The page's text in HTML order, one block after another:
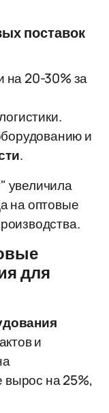
поставок
на 20-30% за
и
.
увеличила
на оптовые
для
и
на 25%,